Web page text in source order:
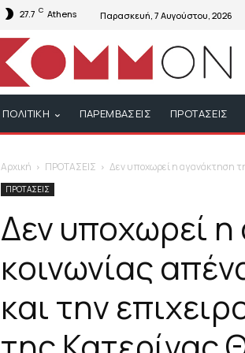
27.7 C Athens Παρασκευή, 7 Αυγούστου, 2026
ΠΟΛΙΤΙΚΗ ΠΑΡΕΜΒΑΣΕΙΣ ΠΡΟΤΑΣΕΙΣ
Αρχική ΠΡΟΤΑΣΕΙΣ Δεν υποχωρεί η αγανάκτηση
ΠΡΟΤΑΣΕΙΣ
Δεν υποχωρεί
κοινωνίας
και την